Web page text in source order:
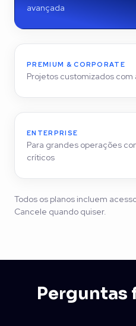
avançada
PREMIUM & CORPORATE
Projetos customizados
ENTERPRISE
Para grandes operações
críticos
Todos os planos incluem
Cancele quando quiser.
Perguntas